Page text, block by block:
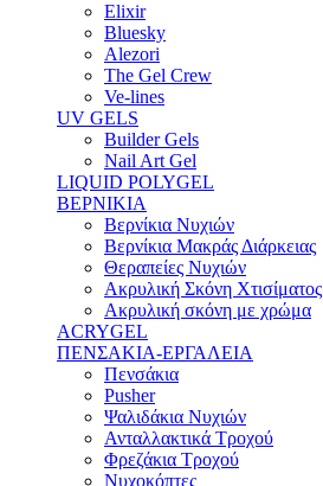
Elixir
Bluesky
Alezori
The Gel Crew
Ve-lines
UV GELS
Builder Gels
Nail Art Gel
LIQUID POLYGEL
ΒΕΡΝΙΚΙΑ
Βερνίκια Νυχιών
Βερνίκια Μακράς Διάρκειας
Θεραπείες Νυχιών
Ακρυλική Σκόνη Χτισίματος
Ακρυλική σκόνη με χρώμα
ACRYGEL
ΠΕΝΣΑΚΙΑ-ΕΡΓΑΛΕΙΑ
Πενσάκια
Pusher
Ψαλιδάκια Νυχιών
Ανταλλακτικά Τροχού
Φρεζάκια Τροχού
Νυχοκόπτες